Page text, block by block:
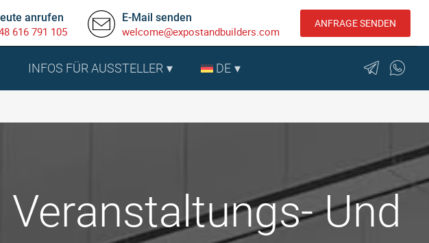
anrufen
616 791 105
E-Mail senden
welcome@expostandbuilders.com
ANFRAGE SENDEN
INFOS FÜR AUSSTELLER DE
Und